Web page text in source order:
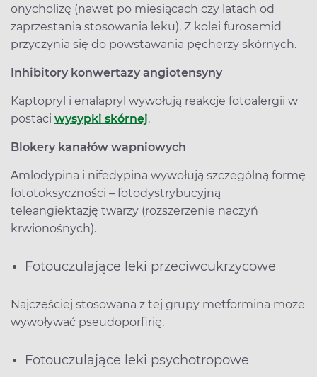
onycholizę (nawet po miesiącach czy latach od
zaprzestania stosowania leku). Z kolei furosemid
przyczynia się do powstawania pęcherzy skórnych.
Inhibitory konwertazy angiotensyny
Kaptopryl i enalapryl wywołują reakcje fotoalergii w
postaci wysypki skórnej.
Blokery kanałów wapniowych
Amlodypina i nifedypina wywołują szczególną formę
fototoksyczności – fotodystrybucyjną
teleangiektazję twarzy (rozszerzenie naczyń
krwionośnych).
Fotouczulające leki przeciwcukrzycowe
Najczęściej stosowana z tej grupy metformina może
wywoływać pseudoporfirię.
Fotouczulające leki psychotropowe